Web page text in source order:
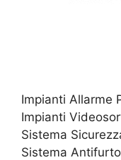
Impianti Allarme
Impianti
Sistema
Sistema